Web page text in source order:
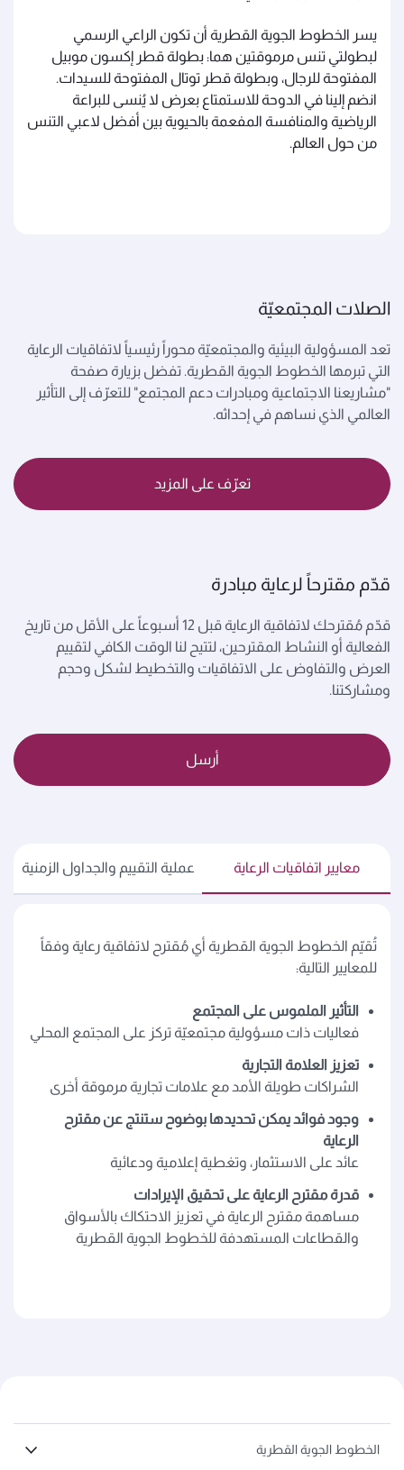
يسر الخطوط الجوية القطرية أن تكون الراعي الرسمي
لبطولتي تنس مرموقتين هما: بطولة قطر إكسون موبيل
المفتوحة للرجال، وبطولة قطر توتال المفتوحة للسيدات.
انضم إلينا في الدوحة للاستمتاع بعرض لا يُنسى للبراعة
الرياضية والمنافسة المفعمة بالحيوية بين أفضل لاعبي التنس
من حول العالم.
الصلات المجتمعيّة
تعد المسؤولية البيئية والمجتمعيّة محوراً رئيسياً لاتفاقيات الرعاية
التي تبرمها الخطوط الجوية القطرية. تفضل بزيارة صفحة
"مشاريعنا الاجتماعية ومبادرات دعم المجتمع" للتعرّف إلى التأثير
العالمي الذي نساهم في إحداثه.
تعرّف على المزيد
قدّم مقترحاً لرعاية مبادرة
قدّم مُقترحك لاتفاقية الرعاية قبل 12 أسبوعاً على الأقل من تاريخ
الفعالية أو النشاط المقترحين، لتتيح لنا الوقت الكافي لتقييم
العرض والتفاوض على الاتفاقيات والتخطيط لشكل وحجم
ومشاركتنا.
أرسل
معايير اتفاقيات الرعاية عملية التقييم والجداول الزمنية
تُقيّم الخطوط الجوية القطرية أي مُقترح لاتفاقية رعاية وفقاً
للمعايير التالية:
التأثير الملموس على المجتمع
فعاليات ذات مسؤولية مجتمعيّة تركز على المجتمع المحلي
تعزيز العلامة التجارية
الشراكات طويلة الأمد مع علامات تجارية مرموقة أخرى
وجود فوائد يمكن تحديدها بوضوح ستنتج عن مقترح
الرعاية
عائد على الاستثمار، وتغطية إعلامية ودعائية
قدرة مقترح الرعاية على تحقيق الإيرادات
مساهمة مقترح الرعاية في تعزيز الاحتكاك بالأسواق
والقطاعات المستهدفة للخطوط الجوية القطرية
الخطوط الجوية القطرية